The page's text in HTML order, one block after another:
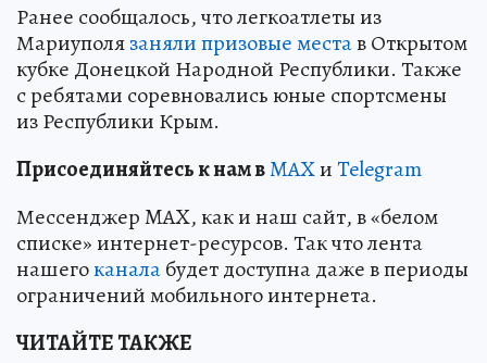
Ранее сообщалось, что легкоатлеты из
Мариуполязаняли призовые местав Открытом
кубке Донецкой Народной Республики. Также
с ребятами соревновались юные спортсмены
из Республики Крым.
Присоединяйтесь к нам вMAXиTelegram
Мессенджер MAX, как и наш сайт, в «белом
списке» интернет-ресурсов. Так что лента
нашегоканалабудет доступна даже в периоды
ограничений мобильного интернета.
ЧИТАЙТЕ ТАКЖЕ